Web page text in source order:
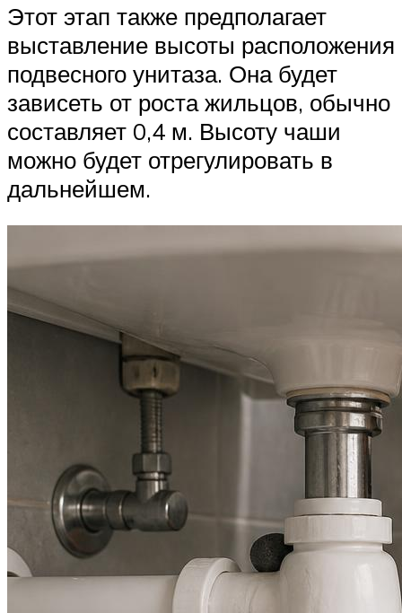
Этот этап также предполагает
выставление высоты расположения
подвесного унитаза. Она будет
зависеть от роста жильцов, обычно
составляет 0,4 м. Высоту чаши
можно будет отрегулировать в
дальнейшем.